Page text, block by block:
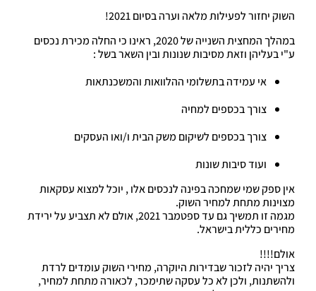
השוק יחזור לפעילות מלאה וערה בסיום 2021!
במהלך המחצית השנייה של 2020, ראינו כי החלה מכירת נכסים
ע"י בעליהן וזאת מסיבות שנונות ובין השאר בשל :
אי עמידה בתשלומי ההלוואות והמשכנתאות
צורך בכספים למחיה
צורך בכספים לשיקום משק הבית ו/ואו העסקים
ועוד סיבות שונות
אין ספק שמי שמחכה בפינה לנכסים אלו , יוכל למצוא עסקאות
מצוינות מתחת למחיר השוק.
מגמה זו תמשיך גם עד ספטמבר 2021, אולם לא תצביע על ירידת
מחירים כללית בישראל.
אולם!!!!
צריך יהיה לזכור שבדירות היוקרה, מחירי השוק עומדים לרדת
ולהשתנות, ולכן לא כל עסקה שתימכר, לכאורה מתחת למחיר,